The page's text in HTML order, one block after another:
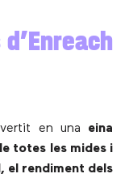
en una eina
totes les mides i
el rendiment dels